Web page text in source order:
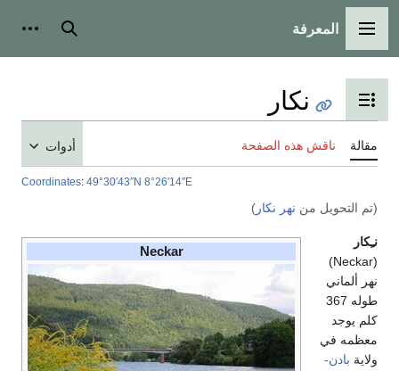
القائمة الرئيسية
المعرفة بحث
تبديل عرض جدول المحتويات
نكار
مقالة ناقش هذه الصفحة أدوات
Coordinates: 49°30′43″N 8°26′14″E
(تم التحويل من نهر نكار )
Neckar
نـِكار
(Neckar)
نهر ألماني
طوله 367
كلم يوجد
معظمه في
ولاية بادن-